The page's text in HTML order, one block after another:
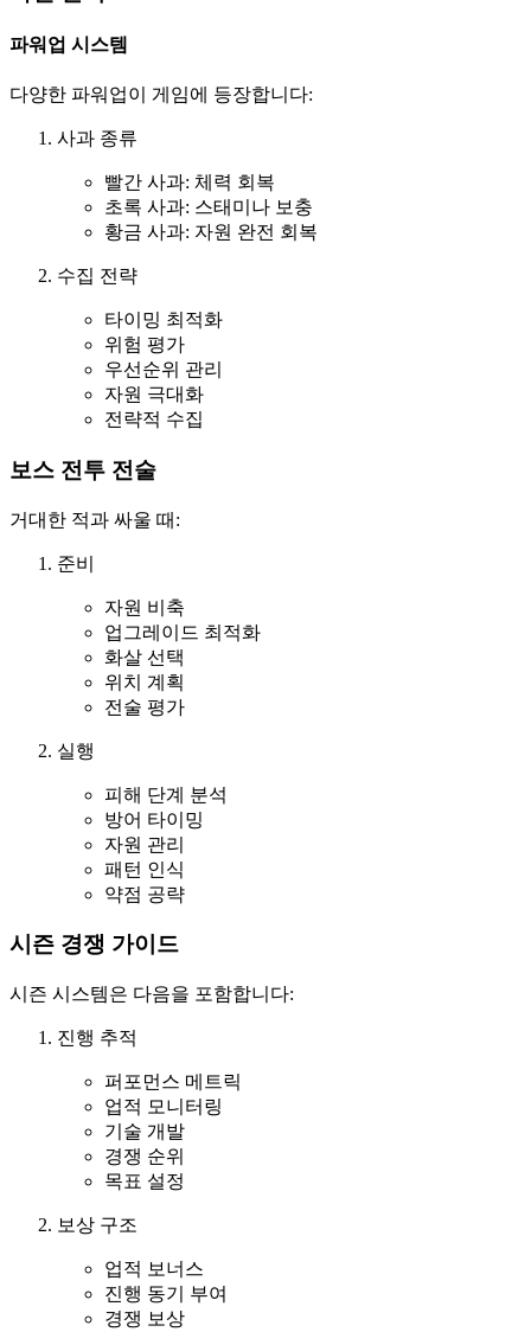
파워업 시스템
다양한 파워업이 게임에 등장합니다:
사과 종류
빨간 사과: 체력 회복
초록 사과: 스태미나 보충
황금 사과: 자원 완전 회복
수집 전략
타이밍 최적화
위험 평가
우선순위 관리
자원 극대화
전략적 수집
보스 전투 전술
거대한 적과 싸울 때:
준비
자원 비축
업그레이드 최적화
화살 선택
위치 계획
전술 평가
실행
피해 단계 분석
방어 타이밍
자원 관리
패턴 인식
약점 공략
시즌 경쟁 가이드
시즌 시스템은 다음을 포함합니다:
진행 추적
퍼포먼스 메트릭
업적 모니터링
기술 개발
경쟁 순위
목표 설정
보상 구조
업적 보너스
진행 동기 부여
경쟁 보상